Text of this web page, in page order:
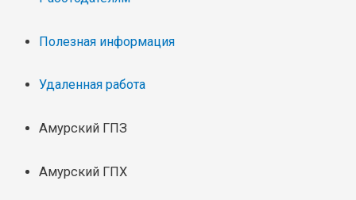
Полезная информация
Удаленная работа
Амурский ГПЗ
Амурский ГПХ